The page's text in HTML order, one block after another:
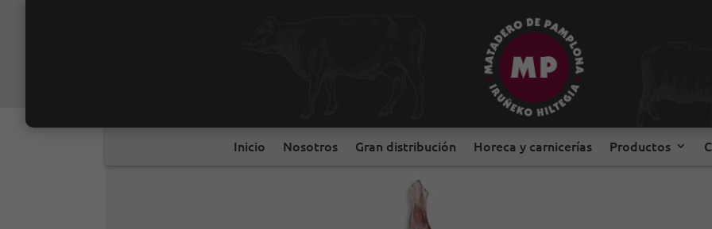
Contacto
Inicio Nosotros Gran distribución Horeca y carnicerías Productos